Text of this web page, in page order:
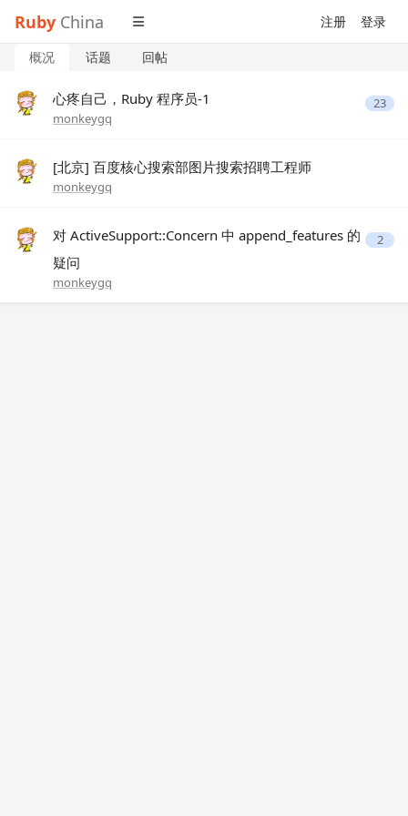
Ruby China 注册 登录
概况 话题 回帖
心疼自己，Ruby 程序员-1
monkeygq
23
[北京] 百度核心搜索部图片搜索招聘工程师
monkeygq
对 ActiveSupport::Concern 中 append_features 的
疑问
monkeygq
2